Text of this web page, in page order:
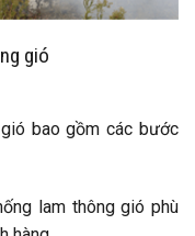
gió
bao gồm các bước
lam thông gió phù